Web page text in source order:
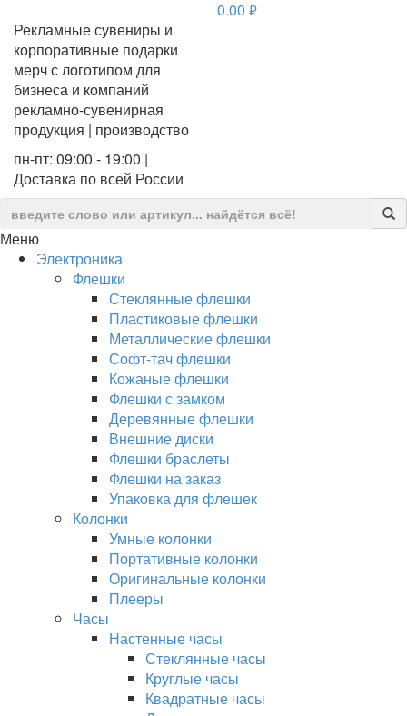
Рекламные сувениры и
корпоративные подарки
мерч с логотипом для
бизнеса и компаний
рекламно-сувенирная
продукция | производство
пн-пт: 09:00 - 19:00 |
Доставка по всей России
0.00 руб.
Меню
Электроника
Флешки
Стеклянные флешки
Пластиковые флешки
Металлические флешки
Софт-тач флешки
Кожаные флешки
Флешки с замком
Деревянные флешки
Внешние диски
Флешки браслеты
Флешки на заказ
Упаковка для флешек
Колонки
Умные колонки
Портативные колонки
Оригинальные колонки
Плееры
Часы
Настенные часы
Стеклянные часы
Круглые часы
Квадратные часы